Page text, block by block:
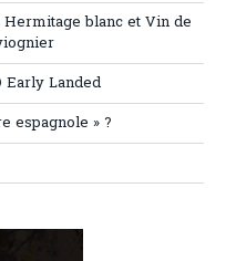
blanc et Vin de
Early Landed
espagnole » ?